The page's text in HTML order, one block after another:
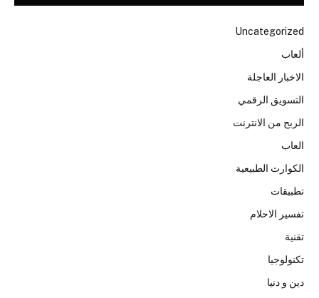
Uncategorized
ألعاب
الاخبار العاجلة
التسويق الرقمي
الربح من الانترنت
العاب
الكوارث الطبيعية
تطبيقات
تفسير الاحلام
تقنية
تكنولوجيا
دين و دنيا